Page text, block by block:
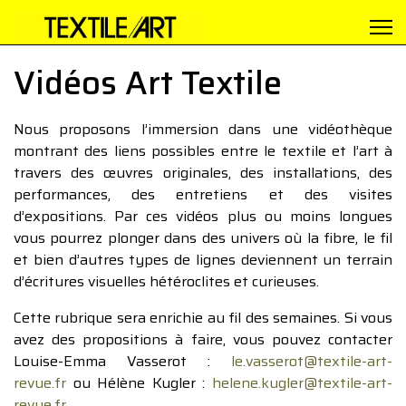
Vidéos Art Textile
Nous proposons l’immersion dans une vidéothèque
montrant des liens possibles entre le textile et l’art à
travers des œuvres originales, des installations, des
performances, des entretiens et des visites
d’expositions. Par ces vidéos plus ou moins longues
vous pourrez plonger dans des univers où la fibre, le fil
et bien d’autres types de lignes deviennent un terrain
d’écritures visuelles hétéroclites et curieuses.
Cette rubrique sera enrichie au fil des semaines. Si vous
avez des propositions à faire, vous pouvez contacter
Louise-Emma Vasserot : le.vasserot@textile-art-
revue.fr ou Hélène Kugler : helene.kugler@textile-art-